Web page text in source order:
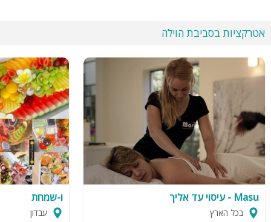
אטרקציות בסביבת הוילה
Masu - עיסוי עד אליך
בכל הארץ
ו-שמחת
עבדון